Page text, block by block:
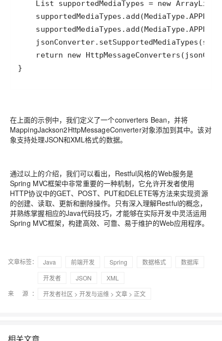
}
在上面的示例中，我们定义了一个converters Bean，并将
MappingJackson2HttpMessageConverter对象添加到其中。该对
象支持处理JSON和XML格式的数据。
通过以上的介绍，我们可以看出，Restful风格的Web服务是
Spring MVC框架中非常重要的一种机制，它允许开发者使用
HTTP协议中的GET、POST、PUT和DELETE等方法来实现资源
的创建、读取、更新和删除操作。只有深入理解Restful的概念，
并熟练掌握相应的Java代码技巧，才能够在实际开发中灵活运用
Spring MVC框架，构建高效、可靠、易于维护的Web应用程序。
文章标签： Java 前端开发 Spring 数据格式
数据库
开发者
JSON
XML
来 源：
开发者社区 > 开发与运维 > 文章 > 正文